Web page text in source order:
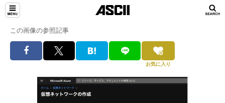
この画像の参照記事
お気に入り